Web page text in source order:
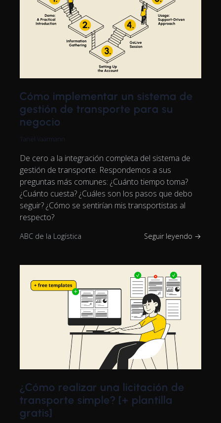
Cómo implementar un sistema de
gestión de transporte para su
negocio
Tanel Vaarmann
De cero a la integración completa del sistema de
gestión de transporte. Respondemos a sus
preguntas más comunes: ¿Cuánto tiempo toma?
¿Cuánto cuesta? ¿Cuáles son los pasos que debo
seguir? ¿Cómo se sentirían mis transportistas al
respecto?
ABC de la Logística Seguir leyendo →
¿Cómo realizar una licitación de
transporte simple? [+ plantilla
gratis]